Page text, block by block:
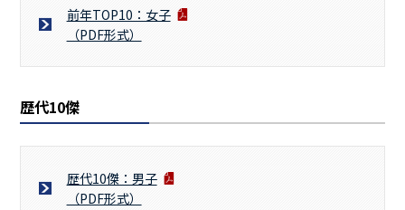
前年TOP10：女子
（PDF形式）
歴代10傑
歴代10傑：男子
（PDF形式）